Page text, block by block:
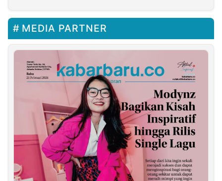
MEDIA PARTNER